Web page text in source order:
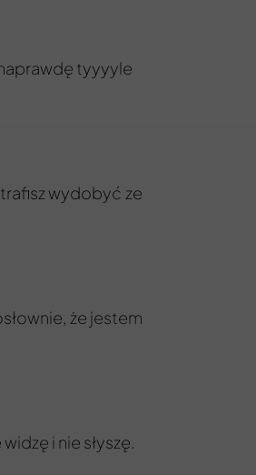
i nie słyszę.
że jestem
wydobyć ze
tyyyyle